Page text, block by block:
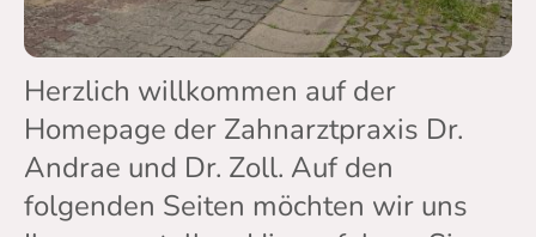
Herzlich willkommen auf der
Homepage der Zahnarztpraxis Dr.
Andrae und Dr. Zoll. Auf den
folgenden Seiten möchten wir uns